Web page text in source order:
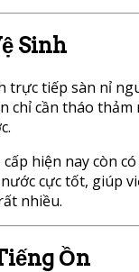
Sinh
trực tiếp sàn nỉ
chỉ cần tháo thảm
cấp hiện nay còn
cực tốt, giúp
nhiều.
Ồn